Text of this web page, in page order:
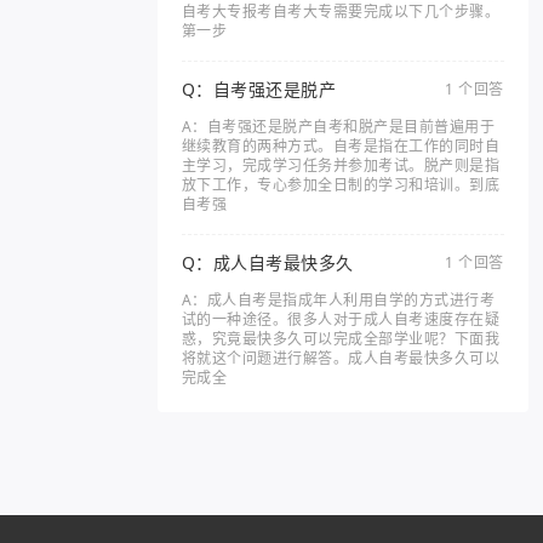
自考大专报考自考大专需要完成以下几个步骤。
第一步
Q：自考强还是脱产
1 个回答
A：自考强还是脱产自考和脱产是目前普遍用于
继续教育的两种方式。自考是指在工作的同时自
主学习，完成学习任务并参加考试。脱产则是指
放下工作，专心参加全日制的学习和培训。到底
自考强
Q：成人自考最快多久
1 个回答
A：成人自考是指成年人利用自学的方式进行考
试的一种途径。很多人对于成人自考速度存在疑
惑，究竟最快多久可以完成全部学业呢？下面我
将就这个问题进行解答。成人自考最快多久可以
完成全